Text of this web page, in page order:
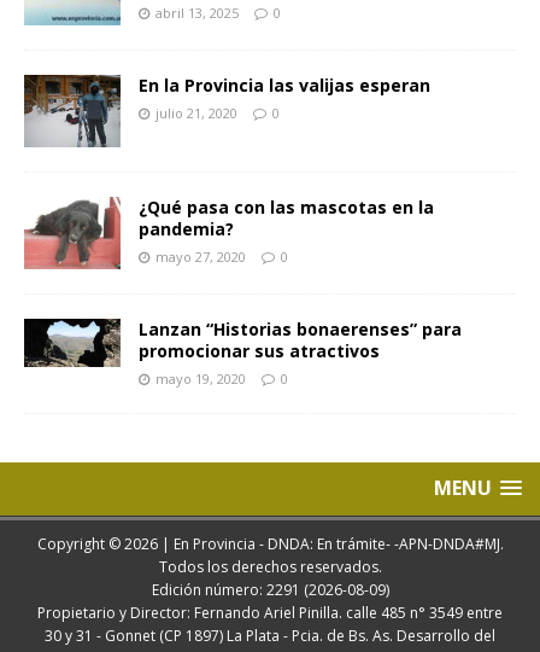
abril 13, 2025 0
En la Provincia las valijas esperan
julio 21, 2020 0
¿Qué pasa con las mascotas en la
pandemia?
mayo 27, 2020 0
Lanzan “Historias bonaerenses” para
promocionar sus atractivos
mayo 19, 2020 0
MENU
Copyright © 2026 | En Provincia - DNDA: En trámite- -APN-DNDA#MJ.
Todos los derechos reservados.
Edición número: 2291 (2026-08-09)
Propietario y Director: Fernando Ariel Pinilla. calle 485 n° 3549 entre
30 y 31 - Gonnet (CP 1897) La Plata - Pcia. de Bs. As. Desarrollo del